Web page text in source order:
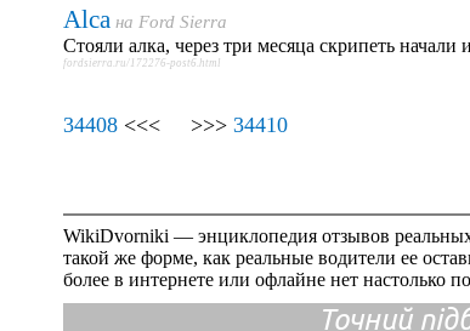
Alca на Ford Sierra
Стояли алка, через три месяца скрипеть начали
fordsierra.ru/172276-post6.html
34408 <<< >>> 34410
WikiDvorniki — энциклопедия отзывов
такой же форме, как реальные водители ее
более в интернете или офлайне нет настолько
Точний